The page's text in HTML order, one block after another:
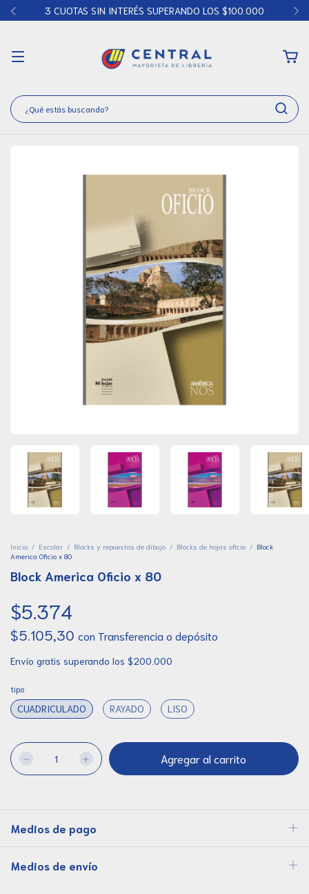
3 CUOTAS SIN INTERÉS SUPERANDO LOS $100.000
Inicio / Escolar / Blocks y repuestos de dibujo / Blocks de hojas oficio / Block
America Oficio x 80
Block America Oficio x 80
$5.374
$5.105,30 con Transferencia o depósito
Envío gratis superando los $200.000
tipo
CUADRICULADO RAYADO LISO
Medios de pago
Medios de envío